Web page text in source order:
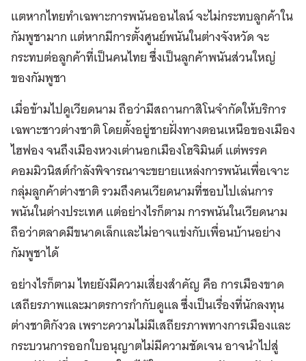
แตหากไทยทำเฉพาะการพนันออนไลน์ จะไม่กระทบลูกค้าใน
กัมพูชามาก แต่หากมีการตั้งศูนย์พนันในต่างจังหวัด จะ
กระทบต่อลูกค้าที่เป็นคนไทย ซึ่งเป็นลูกค้าพนันส่วนใหญ่
ของกัมพูชา
เมื่อข้ามไปดูเวียดนาม ถือว่ามีสถานกาสิโนจำกัดให้บริการ
เฉพาะชาวต่างชาติ โดยตั้งอยู่ชายฝั่งทางตอนเหนือของเมือง
ไฮฟอง จนถึงเมืองหวงเต่านอกเมืองโฮจิมินต์ แต่พรรค
คอมมิวนิสต์กำลังพิจารณาจะขยายแหล่งการพนันเพื่อเจาะ
กลุ่มลูกค้าต่างชาติ รวมถึงคนเวียดนามที่ชอบไปเล่นการ
พนันในต่างประเทศ แต่อย่างไรก็ตาม การพนันในเวียดนาม
ถือว่าตลาดมีขนาดเล็กและไม่อาจแข่งกับเพื่อนบ้านอย่าง
กัมพูชาได้
อย่างไรก็ตาม ไทยยังมีความเสี่ยงสำคัญ คือ การเมืองขาด
เสถียรภาพและมาตรการกำกับดูแล ซึ่งเป็นเรื่องที่นักลงทุน
ต่างชาติกังวล เพราะความไม่มีเสถียรภาพทางการเมืองและ
กระบวนการออกใบอนุญาตไม่มีความชัดเจน อาจนำไปสู่